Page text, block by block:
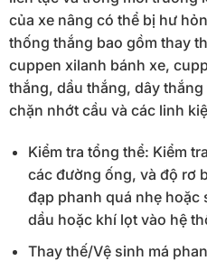
của xe nâng có thể bị hư
thống thắng bao gồm thay
cuppen xilanh bánh xe,
thắng, dầu thắng, dây
chặn nhớt cầu và các linh
Kiểm tra tổng thể: Kiểm
các đường ống, và độ rơ
đạp phanh quá nhẹ hoặc
dầu hoặc khí lọt vào hệ
Thay thế/Vệ sinh má